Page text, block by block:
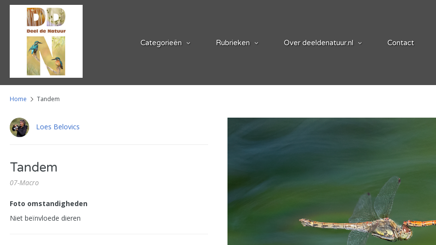
Categorieën Rubrieken Over deeldenatuur.nl Contact
Home Tandem
Loes Belovics
Tandem
07-Macro
Foto omstandigheden
Niet beïnvloede dieren